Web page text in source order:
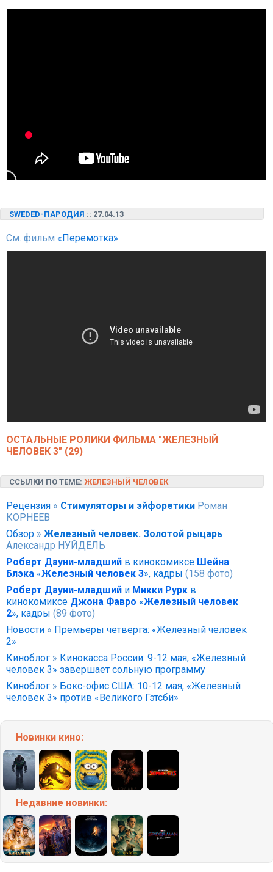
SWEDED-ПАРОДИЯ :: 27.04.13
См. фильм «Перемотка»
ОСТАЛЬНЫЕ РОЛИКИ ФИЛЬМА "ЖЕЛЕЗНЫЙ
ЧЕЛОВЕК 3" (29)
ССЫЛКИ ПО ТЕМЕ: ЖЕЛЕЗНЫЙ ЧЕЛОВЕК
Рецензия » Стимуляторы и эйфоретики Роман
КОРНЕЕВ
Обзор » Железный человек. Золотой рыцарь
Александр НУЙДЕЛЬ
Роберт Дауни-младший в кинокомиксе Шейна
Блэка «Железный человек 3», кадры (158 фото)
Роберт Дауни-младший и Микки Рурк в
кинокомиксе Джона Фавро «Железный человек
2», кадры (89 фото)
Новости » Премьеры четверга: «Железный человек
2»
Киноблог » Кинокасса России: 9-12 мая, «Железный
человек 3» завершает сольную программу
Киноблог » Бокс-офис США: 10-12 мая, «Железный
человек 3» против «Великого Гэтсби»
Новинки кино:
Недавние новинки: